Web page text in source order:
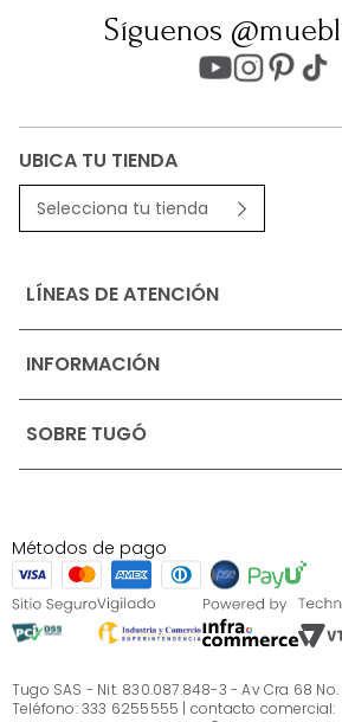
Síguenos
UBICA TU TIENDA
Selecciona tu tienda
LÍNEAS DE ATENCIÓN
INFORMACIÓN
Ofertas vigentes
Términos, condiciones y
S.A.S
Términos, condiciones y restricciones
Instructivo cuidado de muebles
Sé parte de Tugó
¿Quiénes somos?
Servicio al cliente
SOBRE TUGÓ
¿Quieres vender en Tugó?
Métodos de pago
Tugo SAS - Nit. 830.087.848-3 - Av Cra 68
Teléfono: 333 6255555 | contacto comercial: